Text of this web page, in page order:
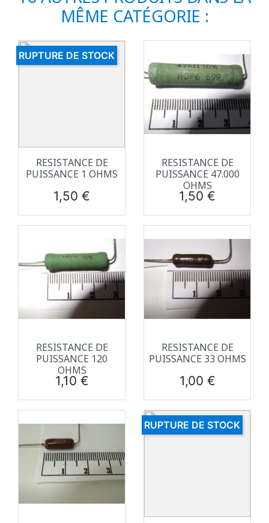
MÊME CATÉGORIE :
RESISTANCE DE
PUISSANCE 1 OHMS
Prix
1,50 €
RUPTURE DE STOCK
RESISTANCE DE
PUISSANCE 47.000
OHMS
Prix
1,50 €
RESISTANCE DE
PUISSANCE 120
OHMS
Prix
1,10 €
RESISTANCE DE
PUISSANCE 33 OHMS
Prix
1,00 €
RUPTURE DE STOCK